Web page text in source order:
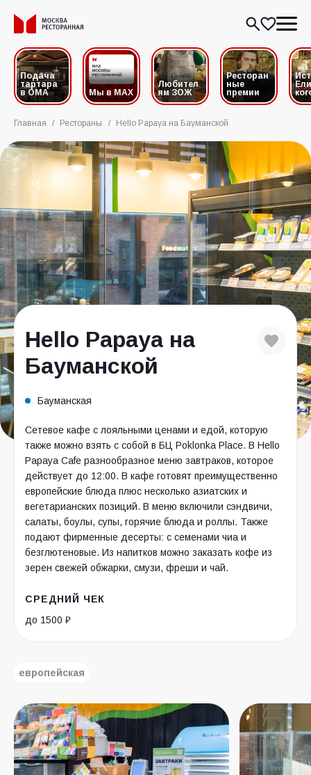
Подача
тартара
в ОМА
Мы в MAX
Любител
ям ЗОЖ
Ресторан
ные
премии
Главная / Рестораны / Hello Papaya на Бауманской
Hello Papaya на
Бауманской
Бауманская
Сетевое кафе с лояльными ценами и едой, которую
также можно взять с собой в БЦ Poklonka Place. В Hello
Papaya Cafe разнообразное меню завтраков, которое
действует до 12:00. В кафе готовят преимущественно
европейские блюда плюс несколько азиатских и
вегетарианских позиций. В меню включили сэндвичи,
салаты, боулы, супы, горячие блюда и роллы. Также
подают фирменные десерты: с семенами чиа и
безглютеновые. Из напитков можно заказать кофе из
зерен свежей обжарки, смузи, фреши и чай.
СРЕДНИЙ ЧЕК
до 1500 ₽
европейская